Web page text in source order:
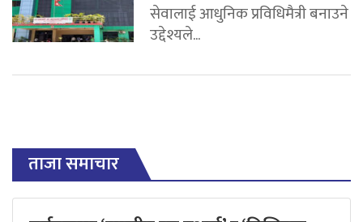
सेवालाई आधुनिक प्रविधिमैत्री बनाउने
उद्देश्यले...
ताजा समाचार